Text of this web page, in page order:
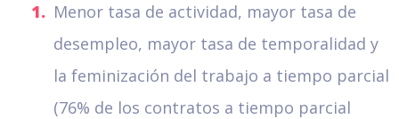
Menor tasa de actividad, mayor tasa de
desempleo, mayor tasa de temporalidad y
la feminización del trabajo a tiempo parcial
(76% de los contratos a tiempo parcial